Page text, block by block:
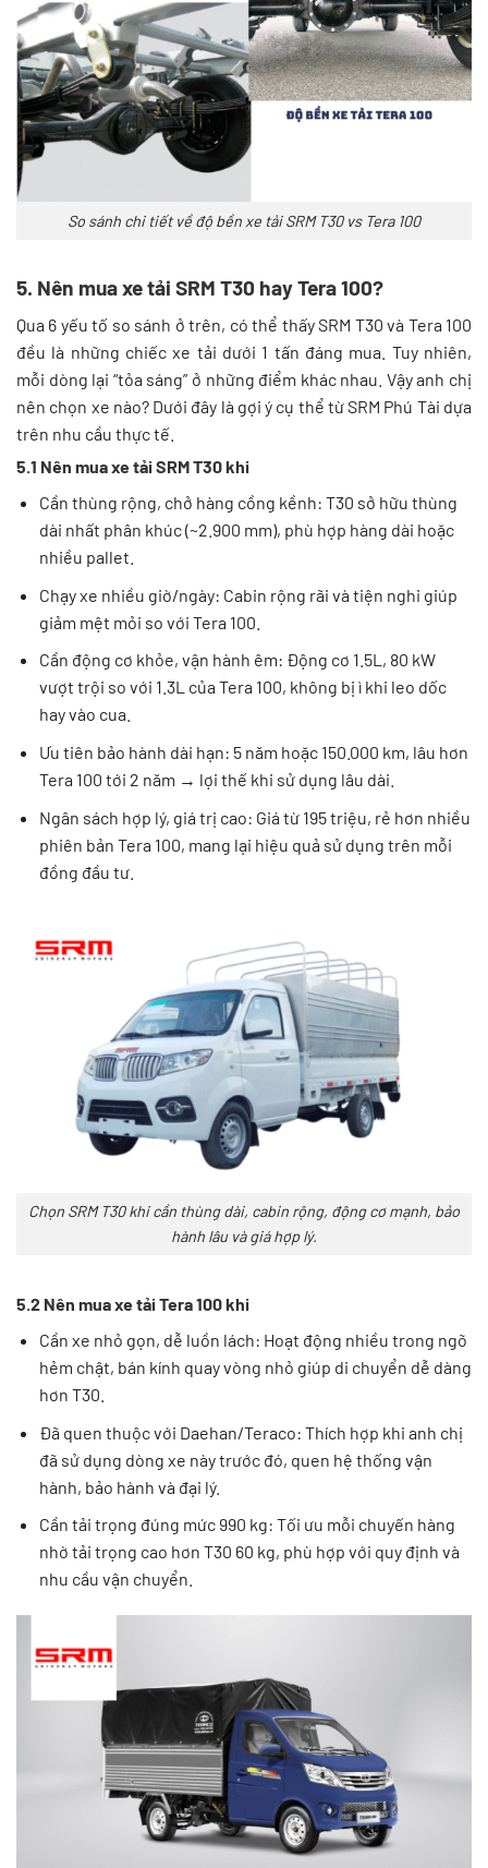
So sánh chi tiết về độ bền xe tải SRM T30 vs Tera 100
5. Nên mua xe tải SRM T30 hay Tera 100?
Qua 6 yếu tố so sánh ở trên, có thể thấy SRM T30 và Tera 100
đều là những chiếc xe tải dưới 1 tấn đáng mua. Tuy nhiên,
mỗi dòng lại “tỏa sáng” ở những điểm khác nhau. Vậy anh chị
nên chọn xe nào? Dưới đây là gợi ý cụ thể từ SRM Phú Tài dựa
trên nhu cầu thực tế.
5.1 Nên mua xe tải SRM T30 khi
Cần thùng rộng, chở hàng cồng kềnh: T30 sở hữu thùng
dài nhất phân khúc (~2.900 mm), phù hợp hàng dài hoặc
nhiều pallet.
Chạy xe nhiều giờ/ngày: Cabin rộng rãi và tiện nghi giúp
giảm mệt mỏi so với Tera 100.
Cần động cơ khỏe, vận hành êm: Động cơ 1.5L, 80 kW
vượt trội so với 1.3L của Tera 100, không bị ì khi leo dốc
hay vào cua.
Ưu tiên bảo hành dài hạn: 5 năm hoặc 150.000 km, lâu hơn
Tera 100 tới 2 năm → lợi thế khi sử dụng lâu dài.
Ngân sách hợp lý, giá trị cao: Giá từ 195 triệu, rẻ hơn nhiều
phiên bản Tera 100, mang lại hiệu quả sử dụng trên mỗi
đồng đầu tư.
Chọn SRM T30 khi cần thùng dài, cabin rộng, động cơ mạnh, bảo
hành lâu và giá hợp lý.
5.2 Nên mua xe tải Tera 100 khi
Cần xe nhỏ gọn, dễ luồn lách: Hoạt động nhiều trong ngõ
hẻm chật, bán kính quay vòng nhỏ giúp di chuyển dễ dàng
hơn T30.
Đã quen thuộc với Daehan/Teraco: Thích hợp khi anh chị
đã sử dụng dòng xe này trước đó, quen hệ thống vận
hành, bảo hành và đại lý.
Cần tải trọng đúng mức 990 kg: Tối ưu mỗi chuyến hàng
nhờ tải trọng cao hơn T30 60 kg, phù hợp với quy định và
nhu cầu vận chuyển.